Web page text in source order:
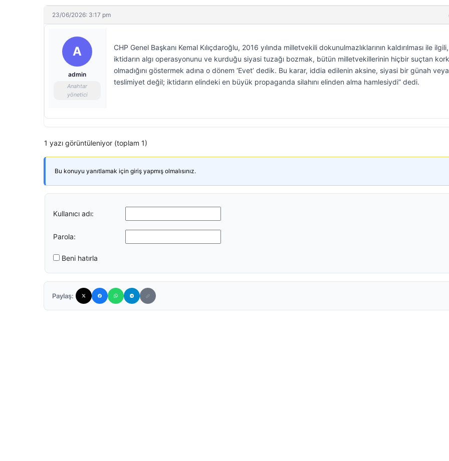
23/06/2026: 3:17 pm
A
admin
Anahtar
yönetici
CHP Genel Başkanı Kemal Kılıçdaroğlu, 2016 yılında milletvekili dokunulmazlıklarının kaldırılması ile
iktidarın algı operasyonunu ve kurduğu siyasi tuzağı bozmak, bütün milletvekillerinin hiçbir suçtan
olmadığını göstermek adına o dönem ‘Evet’ dedik. Bu karar, iddia edilenin aksine, siyasi bir günah veya
teslimiyet değil; iktidarın elindeki en büyük propaganda silahını elinden alma hamlesiydi” dedi.
1 yazı görüntüleniyor (toplam 1)
Bu konuyu yanıtlamak için giriş yapmış olmalısınız.
Kullanıcı adı:
Parola:
Beni hatırla
Paylaş: